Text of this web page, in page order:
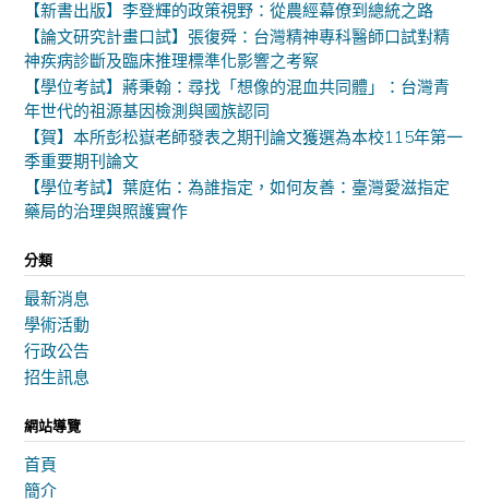
【新書出版】李登輝的政策視野：從農經幕僚到總統之路
【論文研究計畫口試】張復舜：台灣精神專科醫師口試對精
神疾病診斷及臨床推理標準化影響之考察
【學位考試】蔣秉翰：尋找「想像的混血共同體」：台灣青
年世代的祖源基因檢測與國族認同
【賀】本所彭松嶽老師發表之期刊論文獲選為本校115年第一
季重要期刊論文
【學位考試】葉庭佑：為誰指定，如何友善：臺灣愛滋指定
藥局的治理與照護實作
分類
最新消息
學術活動
行政公告
招生訊息
網站導覽
首頁
簡介